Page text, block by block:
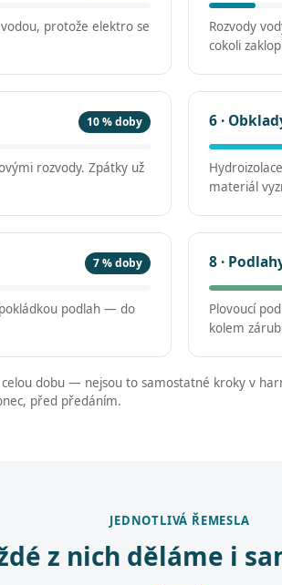
protože elektro se
Rozvody
cokoli
10 % doby
rozvody. Zpátky už
6 ·
materiál
7 % doby
podlah — do
8 ·
Plovoucí
kolem
celou dobu — nejsou to samostatné kroky v
před předáním.
JEDNOTLIVÁ ŘEMESLA
z nich děláme i